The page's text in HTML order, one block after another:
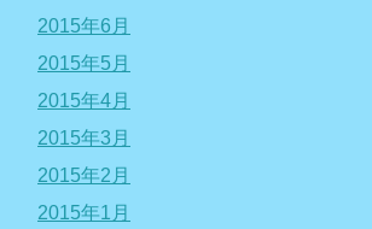
2015年6月
2015年5月
2015年4月
2015年3月
2015年2月
2015年1月